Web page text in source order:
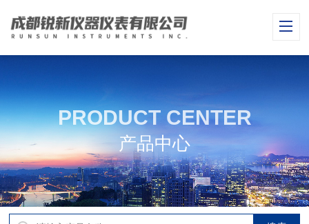
PRODUCT CENTER
产品中心